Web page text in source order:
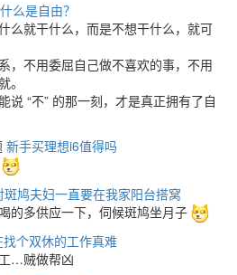
什么是自由？
么就干什么，而是不想干什么，就可
，不用委屈自己做不喜欢的事，不用
。
说 “不” 的那一刻，才是真正拥有了自
新手买理想i6值得吗
斑鸠夫妇一直要在我家阳台搭窝
的多供应一下，伺候斑鸠坐月子
找个双休的工作真难
…贼做帮凶